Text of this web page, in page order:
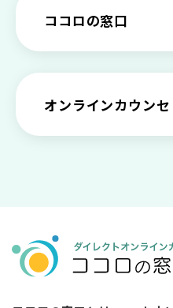
自分が嫌い！ 好
の特徴と対処法を
メンタルが弱い人
「自分はダメ」っ
安のメリットや
ー関係がいつもう
来談者中心療法と
カウンセリングは
【カウンセリング
精神科・心療内科
い【選ぶ時のポイ
カウンセラーの収
死別の悲しみか
な対処方法
ペットロスとは？
状や対処法を解説
ココロの窓口
ココロの窓口と
居を下げる3つの
カウンセリングは
ロの窓口』のメリ
オンラインカウン
【2026年7月版】
ング6社比較｜料